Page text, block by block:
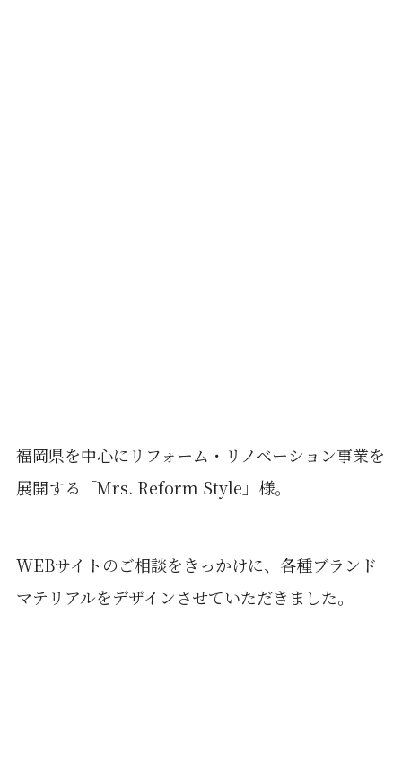
福岡県を中心にリフォーム・リノベーション事業を
展開する「Mrs. Reform Style」様。
WEBサイトのご相談をきっかけに、各種ブランド
マテリアルをデザインさせていただきました。